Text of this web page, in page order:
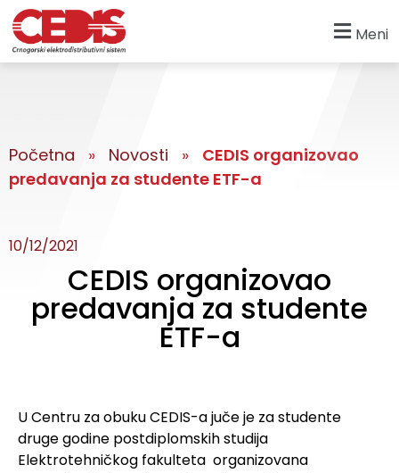
Meni
Početna » Novosti »
CEDIS organizovao
predavanja za studente ETF-a
10/12/2021
CEDIS organizovao
predavanja za studente
ETF-a
U Centru za obuku CEDIS-a juče je za studente
druge godine postdiplomskih studija
Elektrotehničkog fakulteta organizovana